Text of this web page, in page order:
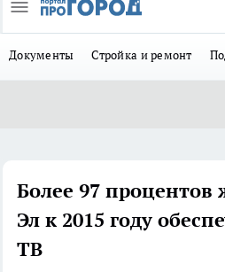
Документы Стройка и ремонт
Более 97
Эл к 2015 году
ТВ